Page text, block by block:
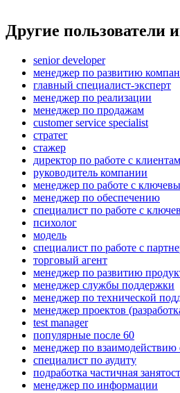
Другие пользователи
senior developer
менеджер по развитию
главный специалист-эксперт
менеджер по реализации
менеджер по продажам
customer service specialist
стратег
стажер
директор по работе с
руководитель компании
менеджер по работе с
менеджер по обеспечению
специалист по работе с
психолог
модель
специалист по работе с
торговый агент
менеджер по развитию
менеджер службы поддержки
менеджер по технической
менеджер проектов
test manager
популярные после 60
менеджер по взаимодействию
специалист по аудиту
подработка частичная
менеджер по информации